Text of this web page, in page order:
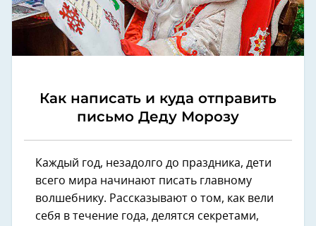
Как написать и куда отправить
письмо Деду Морозу
Каждый год, незадолго до праздника, дети
всего мира начинают писать главному
волшебнику. Рассказывают о том, как вели
себя в течение года, делятся секретами,